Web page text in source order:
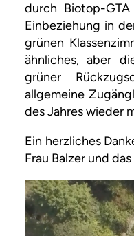
durch Biotop-
Einbeziehung in
grünen
ähnliches, aber
grüner
allgemeine
des Jahres wieder
Ein herzliches
Frau Balzer und